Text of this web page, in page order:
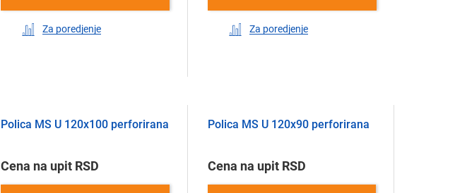
Za poredjenje Za poredjenje
Polica MS U 120х100 perforirana
Cena na upit RSD
Polica MS U 120х90 perforirana
Cena na upit RSD